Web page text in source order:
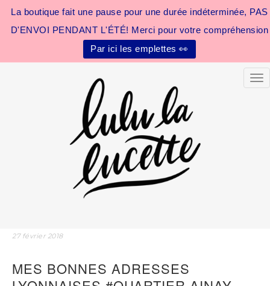
La boutique fait une pause pour une durée indéterminée, PAS
D'ENVOI PENDANT L'ÉTÉ! Merci pour votre compréhension
Par ici les emplettes 👀
27 février 2018
MES BONNES ADRESSES